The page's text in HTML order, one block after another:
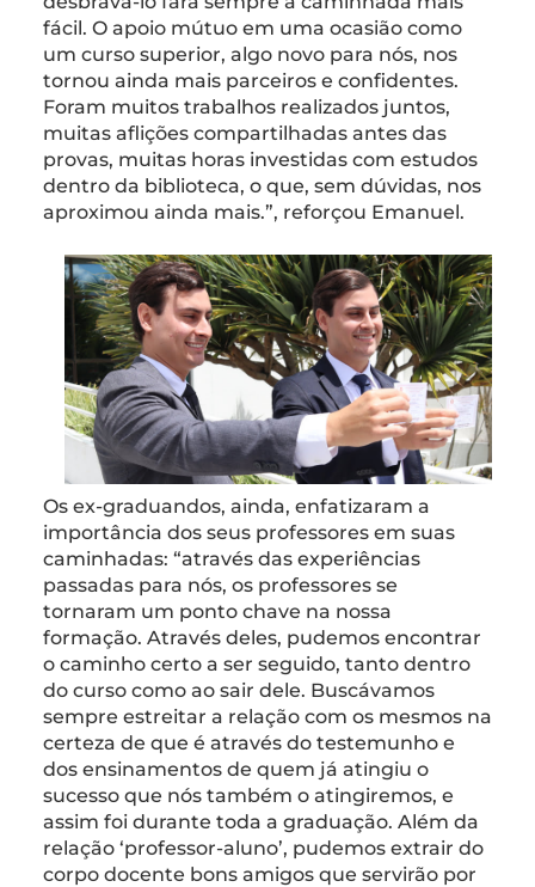
fácil. O apoio mútuo em uma ocasião como
um curso superior, algo novo para nós, nos
tornou ainda mais parceiros e confidentes.
Foram muitos trabalhos realizados juntos,
muitas aflições compartilhadas antes das
provas, muitas horas investidas com estudos
dentro da biblioteca, o que, sem dúvidas, nos
aproximou ainda mais.”, reforçou Emanuel.
Os ex-graduandos, ainda, enfatizaram a
importância dos seus professores em suas
caminhadas: “através das experiências
passadas para nós, os professores se
tornaram um ponto chave na nossa
formação. Através deles, pudemos encontrar
o caminho certo a ser seguido, tanto dentro
do curso como ao sair dele. Buscávamos
sempre estreitar a relação com os mesmos na
certeza de que é através do testemunho e
dos ensinamentos de quem já atingiu o
sucesso que nós também o atingiremos, e
assim foi durante toda a graduação. Além da
relação ‘professor-aluno’, pudemos extrair do
corpo docente bons amigos que servirão por